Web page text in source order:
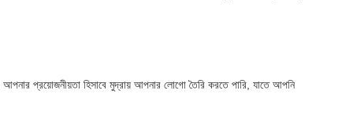
প্রয়োজনীয়তা হিসাবে মুদ্রায় আপনার লোগো তৈরি করতে পারি, যাতে আপনি